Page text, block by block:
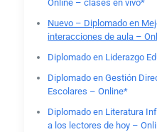
Online – clases en vivo*
Nuevo – Diplomado en
interacciones de aula –
Diplomado en Liderazgo
Diplomado en Gestión
Escolares – Online*
Diplomado en Literatura
a los lectores de hoy –